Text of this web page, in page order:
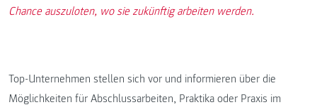
Chance auszuloten, wo sie zukünftig arbeiten werden.
Top-Unternehmen stellen sich vor und informieren über die
Möglichkeiten für Abschlussarbeiten, Praktika oder Praxis im